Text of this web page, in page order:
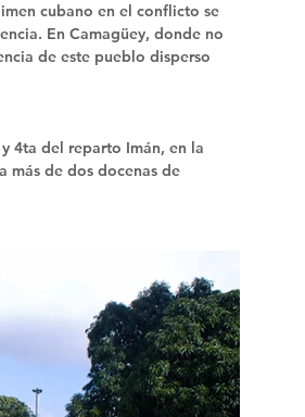
cubano en el conflicto se
En Camagüey, donde no
de este pueblo disperso
4ta del reparto Imán, en la
más de dos docenas de